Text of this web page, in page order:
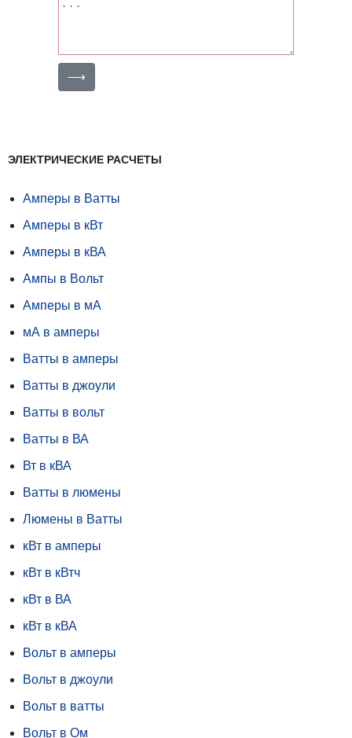
⟶
ЭЛЕКТРИЧЕСКИЕ РАСЧЕТЫ
Амперы в Ватты
Амперы в кВт
Амперы в кВА
Ампы в Вольт
Амперы в мА
мА в амперы
Ватты в амперы
Ватты в джоули
Ватты в вольт
Ватты в ВА
Вт в кВА
Ватты в люмены
Люмены в Ватты
кВт в амперы
кВт в кВтч
кВт в ВА
кВт в кВА
Вольт в амперы
Вольт в джоули
Вольт в ватты
Вольт в Ом